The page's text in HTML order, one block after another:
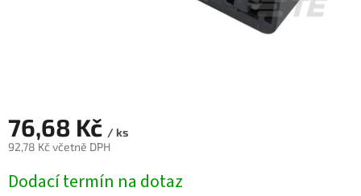
76,68 Kč / ks
92,78 Kč včetně DPH
cena:
Dodací termín na dotaz